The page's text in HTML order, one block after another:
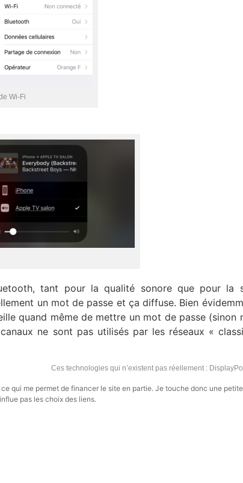
Wi-Fi
tant pour la qualité sonore que pour la
un mot de passe et ça diffuse. Bien
quand même de mettre un mot de passe (sinon
ne sont pas utilisés par les réseaux «
Ces technologies qui n’existent pas réellement :
qui me permet de financer le site en partie. Je touche donc une
pas les choix des liens.